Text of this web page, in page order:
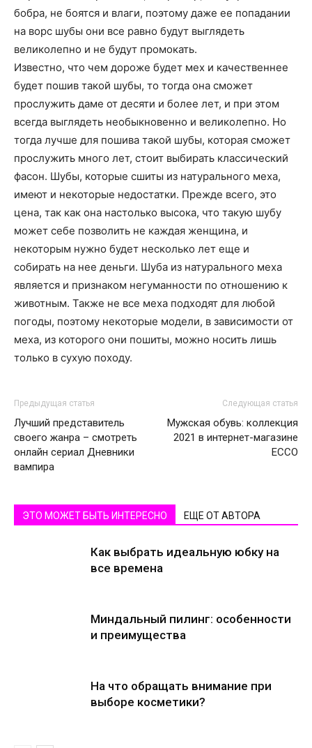
бобра, не боятся и влаги, поэтому даже ее попадании
на ворс шубы они все равно будут выглядеть
великолепно и не будут промокать.
Известно, что чем дороже будет мех и качественнее
будет пошив такой шубы, то тогда она сможет
прослужить даме от десяти и более лет, и при этом
всегда выглядеть необыкновенно и великолепно. Но
тогда лучше для пошива такой шубы, которая сможет
прослужить много лет, стоит выбирать классический
фасон. Шубы, которые сшиты из натурального меха,
имеют и некоторые недостатки. Прежде всего, это
цена, так как она настолько высока, что такую шубу
может себе позволить не каждая женщина, и
некоторым нужно будет несколько лет еще и
собирать на нее деньги. Шуба из натурального меха
является и признаком негуманности по отношению к
животным. Также не все меха подходят для любой
погоды, поэтому некоторые модели, в зависимости от
меха, из которого они пошиты, можно носить лишь
только в сухую походу.
Предыдущая статья
Лучший представитель
своего жанра – смотреть
онлайн сериал Дневники
вампира
Следующая статья
Мужская обувь: коллекция
2021 в интернет-магазине
ЕССО
ЭТО МОЖЕТ БЫТЬ ИНТЕРЕСНО ЕЩЕ ОТ АВТОРА
Как выбрать идеальную юбку на
все времена
Миндальный пилинг: особенности
и преимущества
На что обращать внимание при
выборе косметики?